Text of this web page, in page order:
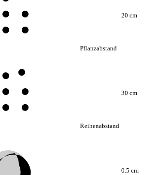
Pflanzabstand
20 cm
Reihenabstand
30 cm
0.5 cm